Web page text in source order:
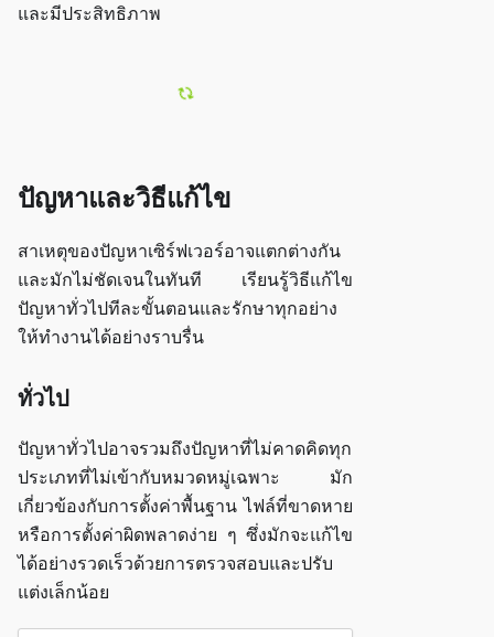
และมีประสิทธิภาพ
ปัญหาและวิธีแก้ไข
สาเหตุของปัญหาเซิร์ฟเวอร์อาจแตกต่างกัน
และมักไม่ชัดเจนในทันที เรียนรู้วิธีแก้ไข
ปัญหาทั่วไปทีละขั้นตอนและรักษาทุกอย่าง
ให้ทำงานได้อย่างราบรื่น
ทั่วไป
ปัญหาทั่วไปอาจรวมถึงปัญหาที่ไม่คาดคิดทุก
ประเภทที่ไม่เข้ากับหมวดหมู่เฉพาะ มัก
เกี่ยวข้องกับการตั้งค่าพื้นฐาน ไฟล์ที่ขาดหาย
หรือการตั้งค่าผิดพลาดง่าย ๆ ซึ่งมักจะแก้ไข
ได้อย่างรวดเร็วด้วยการตรวจสอบและปรับ
แต่งเล็กน้อย